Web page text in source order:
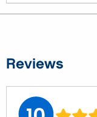
Reviews